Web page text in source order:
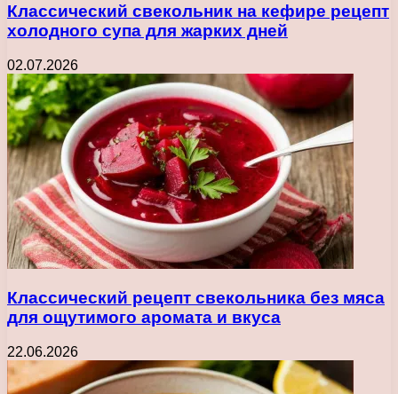
Классический свекольник на кефире рецепт
холодного супа для жарких дней
02.07.2026
Классический рецепт свекольника без мяса
для ощутимого аромата и вкуса
22.06.2026